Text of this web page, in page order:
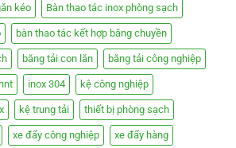
kéo Bàn thao tác inox phòng sạch
bàn thao tác kết hợp băng chuyền
băng tải con lăn băng tải công nghiệp
inox 304 kệ công nghiệp
kệ trung tải thiết bị phòng sạch
xe đẩy công nghiệp xe đẩy hàng